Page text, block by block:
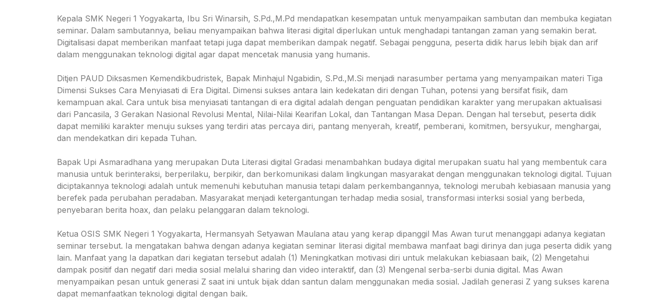
Kepala SMK Negeri 1 Yogyakarta, Ibu Sri Winarsih, S.Pd.,M.Pd mendapatkan kesempatan untuk menyampaikan sambutan dan membuka kegiatan
seminar. Dalam sambutannya, beliau menyampaikan bahwa literasi digital diperlukan untuk menghadapi tantangan zaman yang semakin berat.
Digitalisasi dapat memberikan manfaat tetapi juga dapat memberikan dampak negatif. Sebagai pengguna, peserta didik harus lebih bijak dan arif
dalam menggunakan teknologi digital agar dapat mencetak manusia yang humanis.
Ditjen PAUD Diksasmen Kemendikbudristek, Bapak Minhajul Ngabidin, S.Pd.,M.Si menjadi narasumber pertama yang menyampaikan materi Tiga
Dimensi Sukses Cara Menyiasati di Era Digital. Dimensi sukses antara lain kedekatan diri dengan Tuhan, potensi yang bersifat fisik, dam
kemampuan akal. Cara untuk bisa menyiasati tantangan di era digital adalah dengan penguatan pendidikan karakter yang merupakan aktualisasi
dari Pancasila, 3 Gerakan Nasional Revolusi Mental, Nilai-Nilai Kearifan Lokal, dan Tantangan Masa Depan. Dengan hal tersebut, peserta didik
dapat memiliki karakter menuju sukses yang terdiri atas percaya diri, pantang menyerah, kreatif, pemberani, komitmen, bersyukur, menghargai,
dan mendekatkan diri kepada Tuhan.
Bapak Upi Asmaradhana yang merupakan Duta Literasi digital Gradasi menambahkan budaya digital merupakan suatu hal yang membentuk cara
manusia untuk berinteraksi, berperilaku, berpikir, dan berkomunikasi dalam lingkungan masyarakat dengan menggunakan teknologi digital. Tujuan
diciptakannya teknologi adalah untuk memenuhi kebutuhan manusia tetapi dalam perkembangannya, teknologi merubah kebiasaan manusia yang
berefek pada perubahan peradaban. Masyarakat menjadi ketergantungan terhadap media sosial, transformasi interksi sosial yang berbeda,
penyebaran berita hoax, dan pelaku pelanggaran dalam teknologi.
Ketua OSIS SMK Negeri 1 Yogyakarta, Hermansyah Setyawan Maulana atau yang kerap dipanggil Mas Awan turut menanggapi adanya kegiatan
seminar tersebut. Ia mengatakan bahwa dengan adanya kegiatan seminar literasi digital membawa manfaat bagi dirinya dan juga peserta didik yang
lain. Manfaat yang Ia dapatkan dari kegiatan tersebut adalah (1) Meningkatkan motivasi diri untuk melakukan kebiasaan baik, (2) Mengetahui
dampak positif dan negatif dari media sosial melalui sharing dan video interaktif, dan (3) Mengenal serba-serbi dunia digital. Mas Awan
menyampaikan pesan untuk generasi Z saat ini untuk bijak ddan santun dalam menggunakan media sosial. Jadilah generasi Z yang sukses karena
dapat memanfaatkan teknologi digital dengan baik.